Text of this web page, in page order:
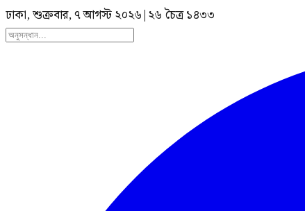
ঢাকা, শুক্রবার, ৭ আগস্ট ২০২৬|২৬ চৈত্র ১৪৩৩